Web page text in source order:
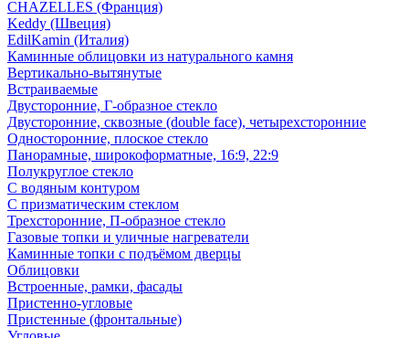
CHAZELLES (Франция)
Keddy (Швеция)
EdilKamin (Италия)
Каминные облицовки из натурального камня
Вертикально-вытянутые
Встраиваемые
Двусторонние, Г-образное стекло
Двусторонние, сквозные (double face), четырехсторонние
Односторонние, плоское стекло
Панорамные, широкоформатные, 16:9, 22:9
Полукруглое стекло
С водяным контуром
С призматическим стеклом
Трехсторонние, П-образное стекло
Газовые топки и уличные нагреватели
Каминные топки с подъёмом дверцы
Облицовки
Встроенные, рамки, фасады
Пристенно-угловые
Пристенные (фронтальные)